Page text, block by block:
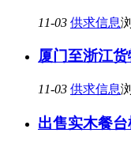
11-03 供求信息
厦门至浙江
11-03 供求信息
出售实木餐